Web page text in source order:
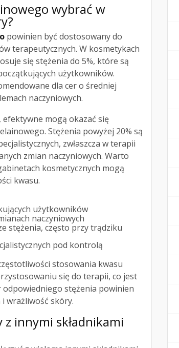
wybrać w
powinien być dostosowany do
terapeutycznych. W kosmetykach
się stężenia do 5%, które są
użytkowników.
dla cer o średniej
naczyniowych.
mogą okazać się
Stężenia powyżej 20% są
zwłaszcza w terapii
zmian naczyniowych. Warto
kosmetycznych mogą
kwasu.
użytkowników
naczyniowych
stężenia, często przy trądziku
pod kontrolą
stosowania kwasu
się do terapii, co jest
stężenia powinien
wrażliwość skóry.
z innymi składnikami